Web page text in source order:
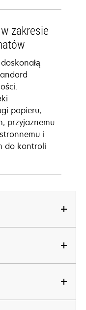
zakresie
papieru,
przyjaznemu
i
do kontroli